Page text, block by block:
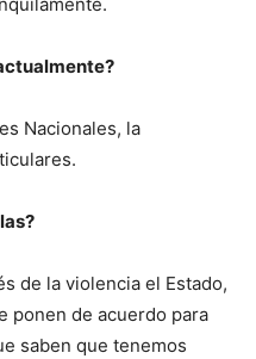
Nacionales, la
de la violencia el Estado,
ponen de acuerdo para
saben que tenemos